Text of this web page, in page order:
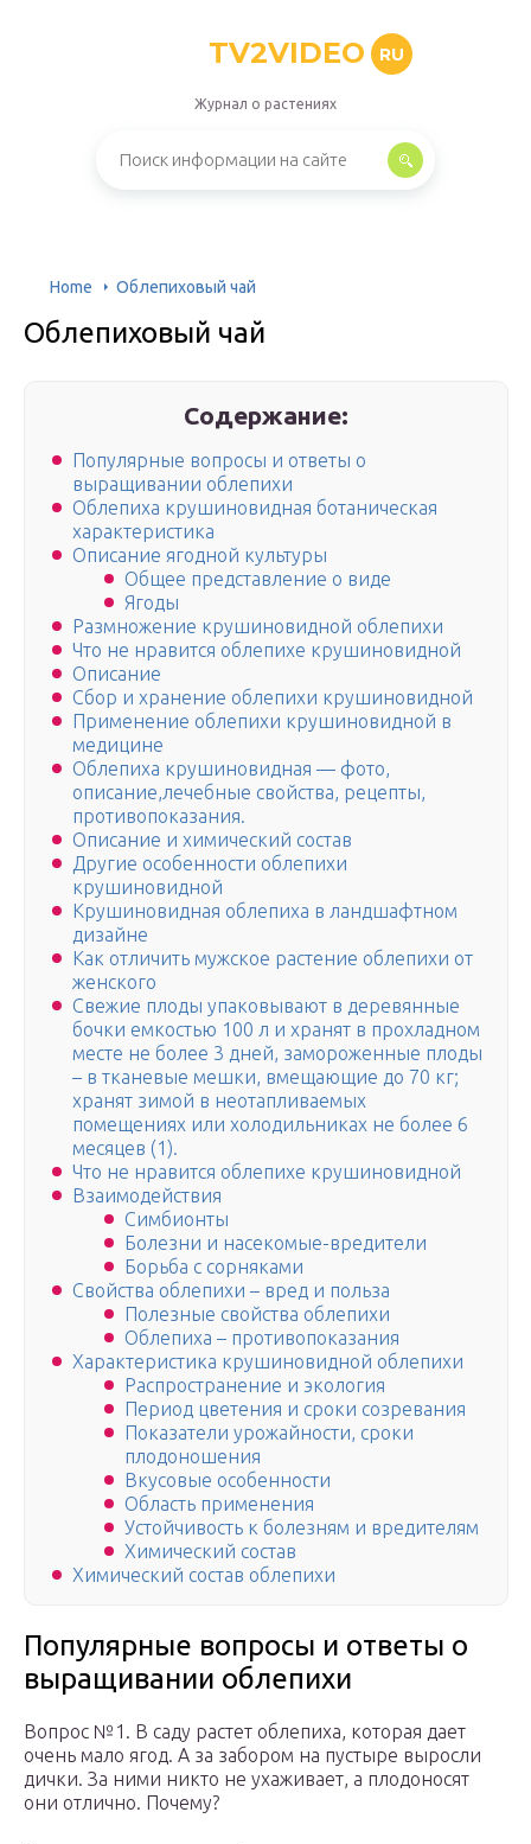
TV2VIDEO RU
Журнал о растениях
Home Облепиховый чай
Облепиховый чай
Содержание:
Популярные вопросы и ответы о
выращивании облепихи
Облепиха крушиновидная ботаническая
характеристика
Описание ягодной культуры
Общее представление о виде
Ягоды
Размножение крушиновидной облепихи
Что не нравится облепихе крушиновидной
Описание
Сбор и хранение облепихи крушиновидной
Применение облепихи крушиновидной в
медицине
Облепиха крушиновидная — фото,
описание,лечебные свойства, рецепты,
противопоказания.
Описание и химический состав
Другие особенности облепихи
крушиновидной
Крушиновидная облепиха в ландшафтном
дизайне
Как отличить мужское растение облепихи от
женского
Свежие плоды упаковывают в деревянные
бочки емкостью 100 л и хранят в прохладном
месте не более 3 дней, замороженные плоды
– в тканевые мешки, вмещающие до 70 кг;
хранят зимой в неотапливаемых
помещениях или холодильниках не более 6
месяцев (1).
Что не нравится облепихе крушиновидной
Взаимодействия
Симбионты
Болезни и насекомые-вредители
Борьба с сорняками
Свойства облепихи – вред и польза
Полезные свойства облепихи
Облепиха – противопоказания
Характеристика крушиновидной облепихи
Распространение и экология
Период цветения и сроки созревания
Показатели урожайности, сроки
плодоношения
Вкусовые особенности
Область применения
Устойчивость к болезням и вредителям
Химический состав
Химический состав облепихи
Популярные вопросы и ответы о
выращивании облепихи
Вопрос №1. В саду растет облепиха, которая дает
очень мало ягод. А за забором на пустыре выросли
дички. За ними никто не ухаживает, а плодоносят
они отлично. Почему?